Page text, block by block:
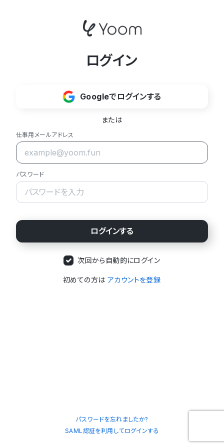
ログイン
Googleでログインする
または
仕事用メールアドレス
パスワード
次回から自動的にログイン
初めての方は アカウントを登録
パスワードを忘れましたか?
SAML認証を利用してログインする